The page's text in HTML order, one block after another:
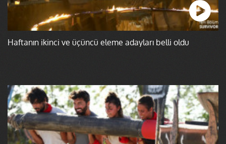
Haftanın ikinci ve üçüncü eleme adayları belli oldu